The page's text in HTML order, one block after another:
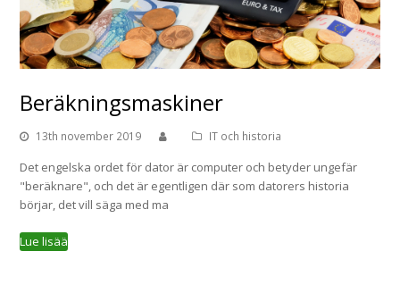
Beräkningsmaskiner
13th november 2019 IT och historia
Det engelska ordet för dator är computer och betyder ungefär
"beräknare", och det är egentligen där som datorers historia
börjar, det vill säga med ma